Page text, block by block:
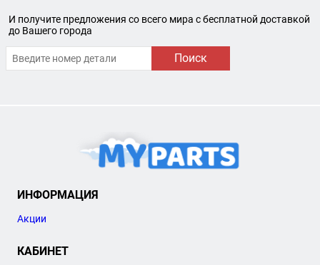
И получите предложения со всего мира с бесплатной доставкой
до Вашего города
Поиск
ИНФОРМАЦИЯ
Акции
КАБИНЕТ